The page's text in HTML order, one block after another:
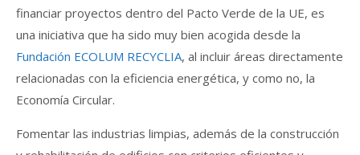
financiar proyectos dentro del Pacto Verde de la UE, es
una iniciativa que ha sido muy bien acogida desde la
Fundación ECOLUM RECYCLIA, al incluir áreas directamente
relacionadas con la eficiencia energética, y como no, la
Economía Circular.
Fomentar las industrias limpias, además de la construcción